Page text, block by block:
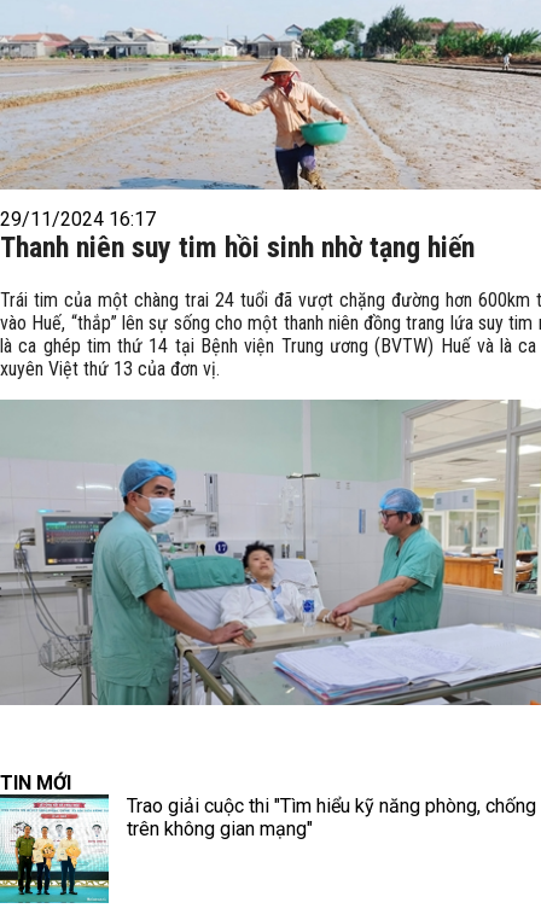
29/11/2024 16:17
Thanh niên suy tim hồi sinh nhờ tạng hiến
Trái tim của một chàng trai 24 tuổi đã vượt chặng đường hơn 600km
vào Huế, “thắp” lên sự sống cho một thanh niên đồng trang lứa suy tim
là ca ghép tim thứ 14 tại Bệnh viện Trung ương (BVTW) Huế và là
xuyên Việt thứ 13 của đơn vị.
TIN MỚI
Trao giải cuộc thi "Tìm hiểu kỹ năng phòng,
trên không gian mạng"